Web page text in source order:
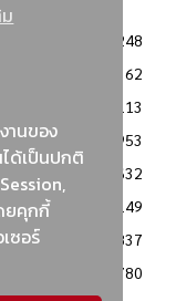
านของ
ได้เป็นปกติ
ยคุกกี้
ซอร์
3248
2362
2113
1953
1632
1149
837
780